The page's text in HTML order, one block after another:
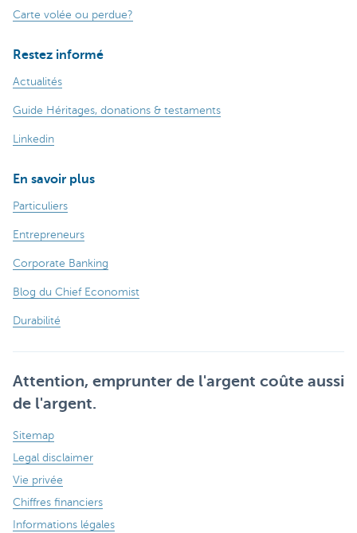
Carte volée ou perdue?
Restez informé
Actualités
Guide Héritages, donations & testaments
Linkedin
En savoir plus
Particuliers
Entrepreneurs
Corporate Banking
Blog du Chief Economist
Durabilité
Attention, emprunter de l'argent coûte aussi
de l'argent.
Sitemap
Legal disclaimer
Vie privée
Chiffres financiers
Informations légales